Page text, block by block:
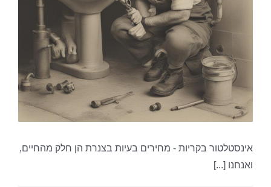
אינסטלטור בקריות - מחירים בעיות בצנרת הן חלק מהחיים,
ואנחנו [...]